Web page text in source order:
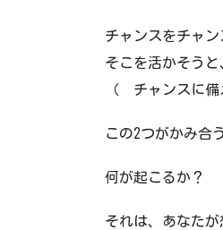
チャンスをチャン
そこを活かそうと
（ チャンスに
この2つがかみ合
何が起こるか？
それは、あなたが